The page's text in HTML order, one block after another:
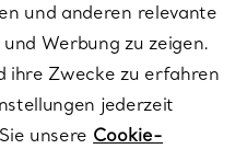
und anderen relevante
Werbung zu zeigen.
ihre Zwecke zu erfahren
jederzeit
unsere Cookie-